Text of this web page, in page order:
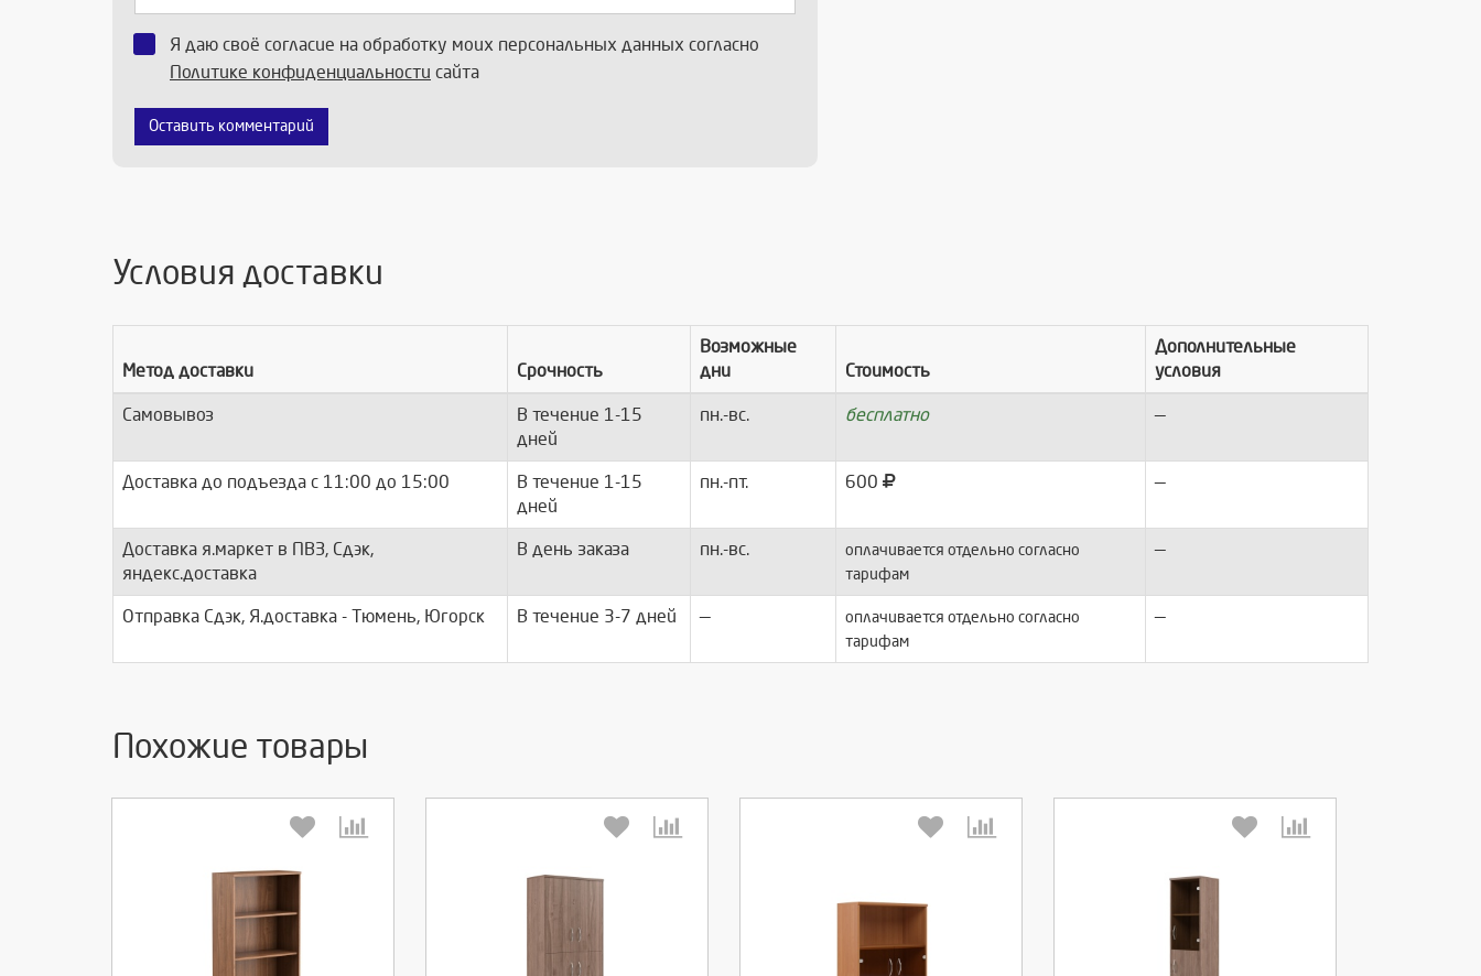
Я даю своё согласие на обработку моих персональных данных согласно
Политике конфиденциальности сайта
Оставить комментарий
Условия доставки
Метод доставки Срочность
Возможные
дни
Стоимость
Дополнительные
условия
Самовывоз
В течение 1-15
дней
пн.-вс. бесплатно —
Доставка до подъезда c 11:00 до 15:00
В течение 1-15
дней
пн.-пт. 600 —
Доставка я.маркет в ПВЗ, Сдэк,
яндекс.доставка
В день заказа пн.-вс.
оплачивается отдельно согласно
тарифам
—
Отправка Сдэк, Я.доставка - Тюмень, Югорск В течение 3-7 дней —
оплачивается отдельно согласно
тарифам
—
Похожие товары